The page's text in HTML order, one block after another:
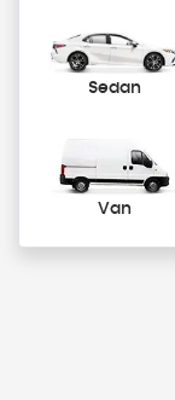
Sedan
Van